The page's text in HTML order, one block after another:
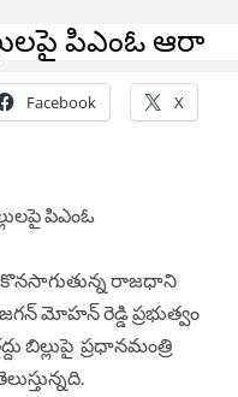
పిఎంఓ ఆరా
Facebook X
కొనసాగుతున్న రాజధాని
మోహన్ రెడ్డి ప్రభుత్వం
బిల్లుపై ప్రధానమంత్రి